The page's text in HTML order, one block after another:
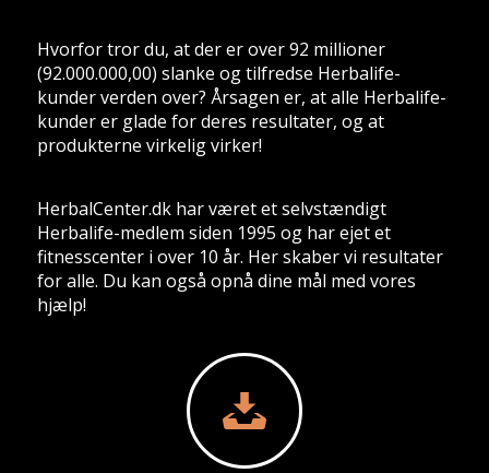
Hvorfor tror du, at der er over 92 millioner
(92.000.000,00) slanke og tilfredse Herbalife-
kunder verden over? Årsagen er, at alle Herbalife-
kunder er glade for deres resultater, og at
produkterne virkelig virker!
HerbalCenter.dk har været et selvstændigt
Herbalife-medlem siden 1995 og har ejet et
fitnesscenter i over 10 år. Her skaber vi resultater
for alle. Du kan også opnå dine mål med vores
hjælp!